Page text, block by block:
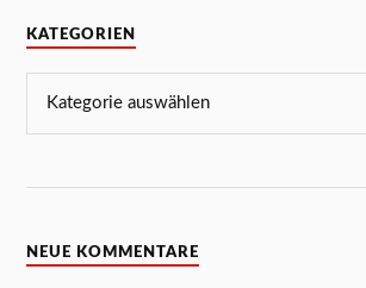
KATEGORIEN
NEUE KOMMENTARE